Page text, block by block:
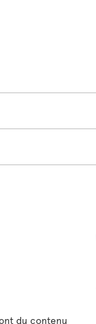
du contenu